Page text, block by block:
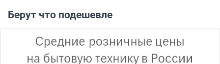
Берут что подешевле